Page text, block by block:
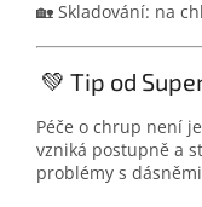
🏡 Skladování: na
💚 Tip od
Péče o chrup není
vzniká postupně a
problémy s